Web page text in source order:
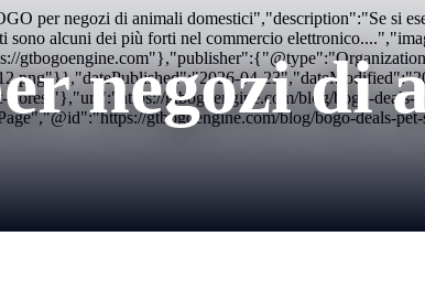
per negozi di animali domestici","description":"Se si
alcuni dei più forti nel commercio
04-
"},"url":"https://gtbogoengine.com/blog/bogo-
gtbogoengine.com/blog/bogo-deals-
negozi di